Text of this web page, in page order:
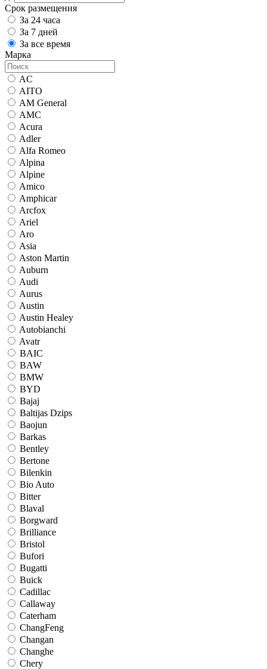
Срок размещения
За 24 часа
За 7 дней
За все время
Марка
AC
AITO
AM General
AMC
Acura
Adler
Alfa Romeo
Alpina
Alpine
Amico
Amphicar
Arcfox
Ariel
Aro
Asia
Aston Martin
Auburn
Audi
Aurus
Austin
Austin Healey
Autobianchi
Avatr
BAIC
BAW
BMW
BYD
Bajaj
Baltijas Dzips
Baojun
Barkas
Bentley
Bertone
Bilenkin
Bio Auto
Bitter
Blaval
Borgward
Brilliance
Bristol
Bufori
Bugatti
Buick
Cadillac
Callaway
Caterham
ChangFeng
Changan
Changhe
Chery